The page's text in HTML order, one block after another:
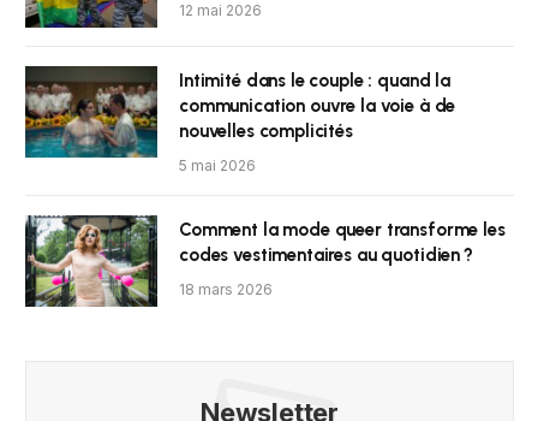
12 mai 2026
Intimité dans le couple : quand la
communication ouvre la voie à de
nouvelles complicités
5 mai 2026
Comment la mode queer transforme les
codes vestimentaires au quotidien ?
18 mars 2026
Newsletter